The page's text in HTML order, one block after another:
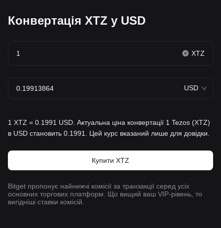
Конвертація XTZ у USD
XTZ
USD
1 XTZ = 0.1991 USD. Актуальна ціна конвертації 1 Tezos (XTZ)
в USD становить 0.1991. Цей курс вказаний лише для довідки.
Купити XTZ
Bitget пропонує найнижчі комісії за транзакції серед усіх
основних торгових платформ. Що вищий ваш VIP-рівень, то
вигідніші ставки комісій.